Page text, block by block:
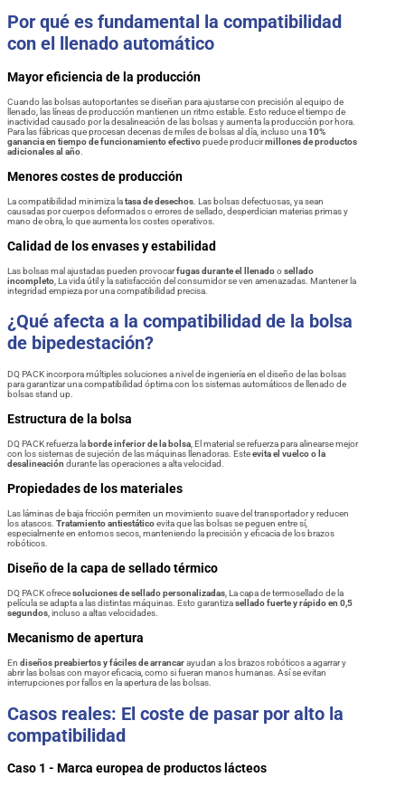
Por qué es fundamental la compatibilidad
con el llenado automático
Mayor eficiencia de la producción
Cuando las bolsas autoportantes se diseñan para ajustarse con precisión al equipo de
llenado, las líneas de producción mantienen un ritmo estable. Esto reduce el tiempo de
inactividad causado por la desalineación de las bolsas y aumenta la producción por hora.
Para las fábricas que procesan decenas de miles de bolsas al día, incluso una10%
ganancia en tiempo de funcionamiento efectivopuede producirmillones de productos
adicionales al año
Menores costes de producción
La compatibilidad minimiza latasa de desechos . Las bolsas defectuosas, ya sean
causadas por cuerpos deformados o errores de sellado, desperdician materias primas y
mano de obra, lo que aumenta los costes operativos.
Calidad de los envases y estabilidad
Las bolsas mal ajustadas pueden provocarfugas durante el llenadoosellado
incompleto , La vida útil y la satisfacción del consumidor se ven amenazadas. Mantener la
integridad empieza por una compatibilidad precisa.
¿Qué afecta a la compatibilidad de la bolsa
de bipedestación?
DQ PACK incorpora múltiples soluciones a nivel de ingeniería en el diseño de las bolsas
para garantizar una compatibilidad óptima con los sistemas automáticos de llenado de
bolsas stand up.
Estructura de la bolsa
DQ PACK refuerza la borde inferior de la bolsa , El material se refuerza para alinearse mejor
con los sistemas de sujeción de las máquinas llenadoras. Esteevita el vuelco o la
desalineación durante las operaciones a alta velocidad.
Propiedades de los materiales
Las láminas de baja fricción permiten un movimiento suave del transportador y reducen
los atascos. Tratamiento antiestáticoevita que las bolsas se peguen entre sí,
especialmente en entornos secos, manteniendo la precisión y eficacia de los brazos
robóticos.
Diseño de la capa de sellado térmico
DQ PACK ofrecesoluciones de sellado personalizadas , La capa de termosellado de la
película se adapta a las distintas máquinas. Esto garantizasellado fuerte y rápido en 0,5
segundos , incluso a altas velocidades.
Mecanismo de apertura
En diseños preabiertos y fáciles de arrancarayudan a los brazos robóticos a agarrar y
abrir las bolsas con mayor eficacia, como si fueran manos humanas. Así se evitan
interrupciones por fallos en la apertura de las bolsas.
Casos reales: El coste de pasar por alto la
compatibilidad
Caso 1 - Marca europea de productos lácteos